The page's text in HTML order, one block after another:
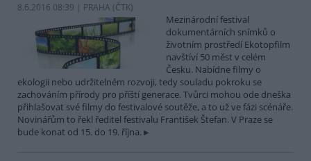
8.6.2016 08:39 | PRAHA (ČTK)
Mezinárodní festival
dokumentárních snímků o
životním prostředí Ekotopfilm
navštíví 50 měst v celém
Česku. Nabídne filmy o
ekologii nebo udržitelném rozvoji, tedy souladu pokroku se
zachováním přírody pro příští generace. Tvůrci mohou ode dneška
přihlašovat své filmy do festivalové soutěže, a to už ve fázi scénáře.
Novinářům to řekl ředitel festivalu František Štefan. V Praze se
bude konat od 15. do 19. října.